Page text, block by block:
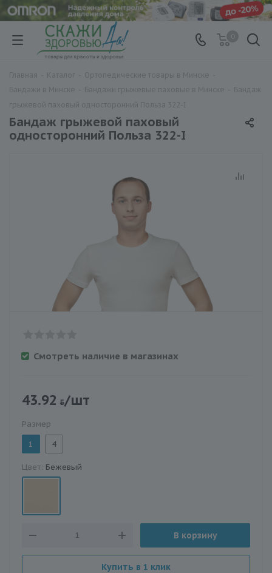
Бандаж грыжевой паховый
односторонний Польза 322-I
Смотреть наличие в магазинах
43.92 /шт
Размер
1
4
Цвет: Бежевый
В корзину
Купить в 1 клик